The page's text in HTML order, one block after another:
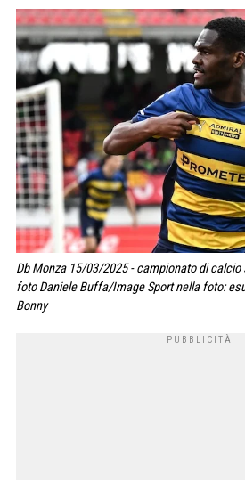
Db Monza 15/03/2025 - campionato di
foto Daniele Buffa/Image Sport nella foto:
Bonny